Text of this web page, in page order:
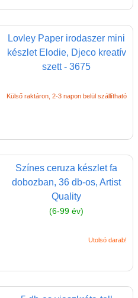
Lovley Paper irodaszer mini
készlet Elodie, Djeco kreatív
szett - 3675
Külső raktáron, 2-3 napon belül szállítható
Színes ceruza készlet fa
dobozban, 36 db-os, Artist
Quality
(6-99 év)
Utolsó darab!
Ügyességi játékok
CSAK NÁLUNK - Egyedi
Vélemények